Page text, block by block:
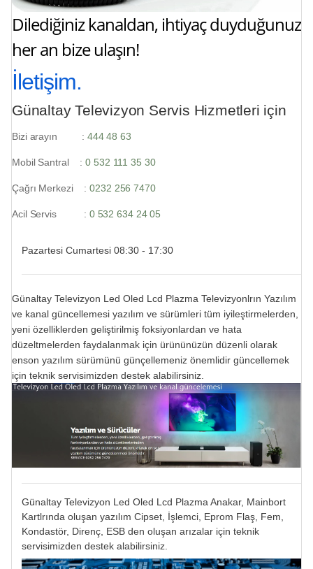
Dilediğiniz kanaldan, ihtiyaç duyduğunuz
her an bize ulaşın!
İletişim.
Günaltay Televizyon Servis Hizmetleri için
Bizi arayın : 444 48 63
Mobil Santral :0 532 111 35 30
Çağrı Merkezi :0232 256 7470
Acil Servis : 0 532 634 24 05
Pazartesi Cumartesi 08:30 - 17:30
Günaltay Televizyon Led Oled Lcd Plazma Televizyonlrın Yazılım
ve kanal güncellemesi yazılım ve sürümleri tüm iyileştirmelerden,
yeni özelliklerden geliştirilmiş foksiyonlardan ve hata
düzeltmelerden faydalanmak için ürününüzün düzenli olarak
enson yazılım sürümünü günçellemeniz önemlidir güncellemek
için teknik servisimizden destek alabilirsiniz.
Günaltay Televizyon Led Oled Lcd Plazma Anakar, Mainbort
Kartlrında oluşan yazılım Cipset, İşlemci, Eprom Flaş, Fem,
Kondastör, Direnç, ESB den oluşan arızalar için teknik
servisimizden destek alabilirsiniz.